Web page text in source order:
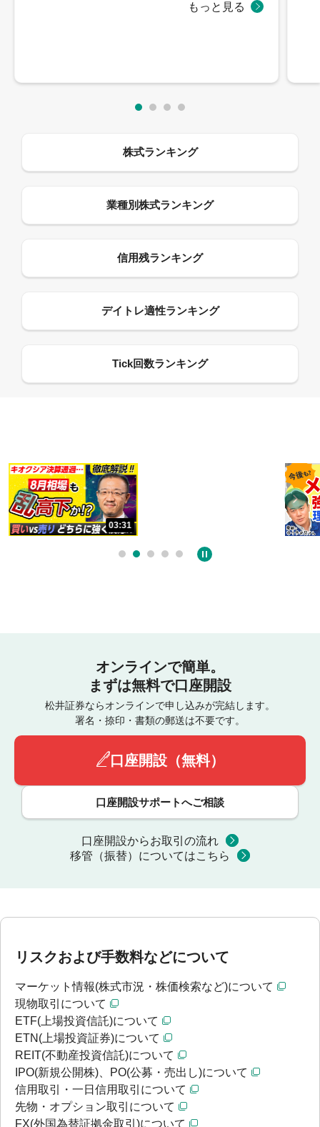
オンラインで簡単。
まずは無料で口座開設
松井証券ならオンラインで申し込みが完結します。
署名・捺印・書類の郵送は不要です。
口座開設（無料）
口座開設サポートへご相談
口座開設からお取引の流れ
移管（振替）についてはこちら
リスクおよび手数料などについて
マーケット情報(株式市況・株価検索など)について
現物取引について
ETF(上場投資信託)について
ETN(上場投資証券)について
REIT(不動産投資信託)について
IPO(新規公開株)、PO(公募・売出し)について
信用取引・一日信用取引について
先物・オプション取引について
FX(外国為替証拠金取引)について